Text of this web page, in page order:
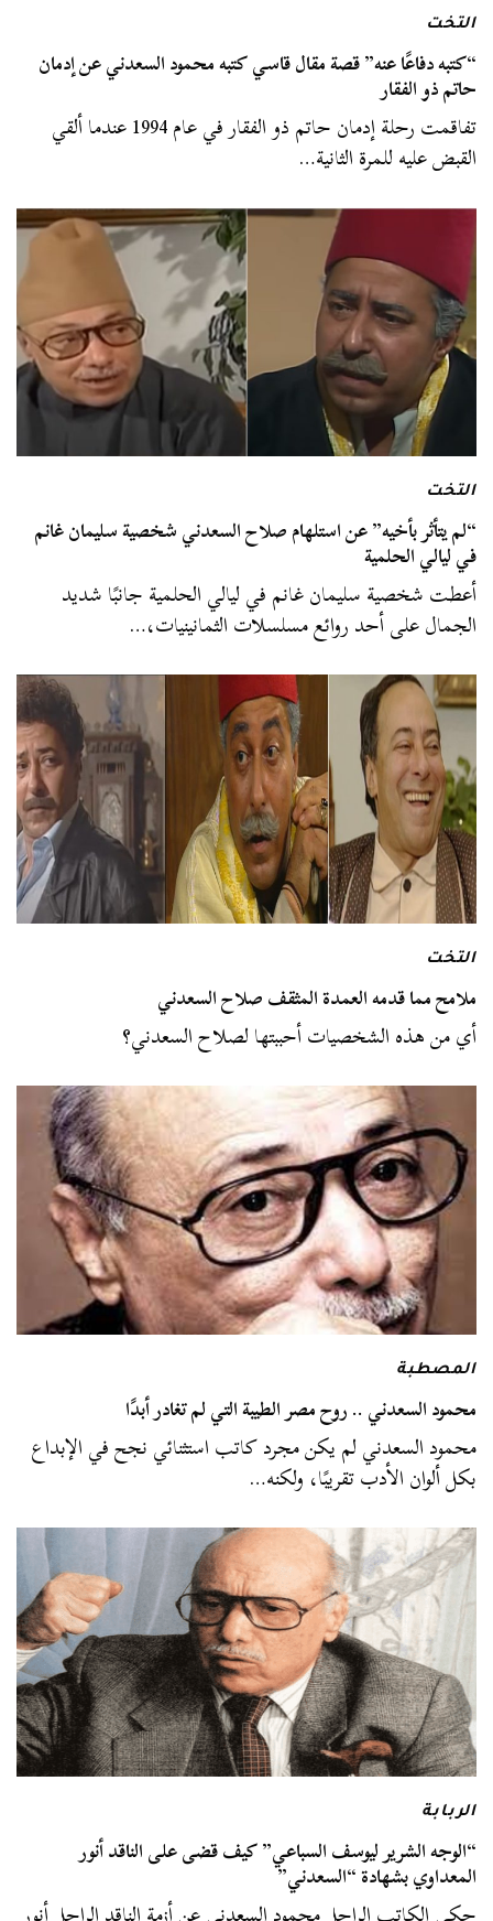
التخت
“كتبه دفاعًا عنه” قصة مقال قاسي كتبه محمود السعدني عن إدمان
حاتم ذو الفقار
تفاقمت رحلة إدمان حاتم ذو الفقار في عام 1994 عندما ألقي
القبض عليه للمرة الثانية…
التخت
“لم يتأثر بأخيه” عن استلهام صلاح السعدني شخصية سليمان غانم
في ليالي الحلمية
أعطت شخصية سليمان غانم في ليالي الحلمية جانبًا شديد
الجمال على أحد روائع مسلسلات الثمانينيات،…
التخت
ملامح مما قدمه العمدة المثقف صلاح السعدني
أي من هذه الشخصيات أحببتها لصلاح السعدني؟
المصطبة
محمود السعدني .. روح مصر الطيبة التي لم تغادر أبدًا
محمود السعدني لم يكن مجرد كاتب استثنائي نجح في الإبداع
بكل ألوان الأدب تقريبًا، ولكنه…
الربابة
“الوجه الشرير ليوسف السباعي” كيف قضى على الناقد أنور
المعداوي بشهادة “السعدني”